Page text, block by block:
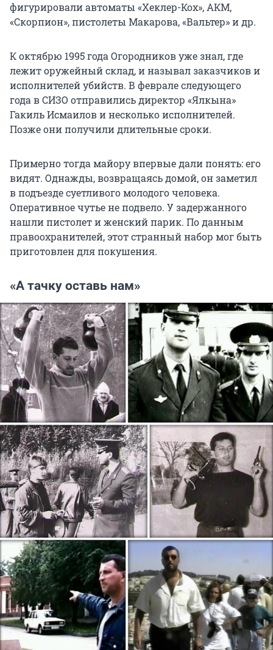
фигурировали автоматы «Хеклер-Кох», АКМ,
«Скорпион», пистолеты Макарова, «Вальтер» и др.
К октябрю 1995 года Огородников уже знал, где
лежит оружейный склад, и называл заказчиков и
исполнителей убийств. В феврале следующего
года в СИЗО отправились директор «Ялкына»
Гакиль Исмаилов и несколько исполнителей.
Позже они получили длительные сроки.
Примерно тогда майору впервые дали понять: его
видят. Однажды, возвращаясь домой, он заметил
в подъезде суетливого молодого человека.
Оперативное чутье не подвело. У задержанного
нашли пистолет и женский парик. По данным
правоохранителей, этот странный набор мог быть
приготовлен для покушения.
«А тачку оставь нам»